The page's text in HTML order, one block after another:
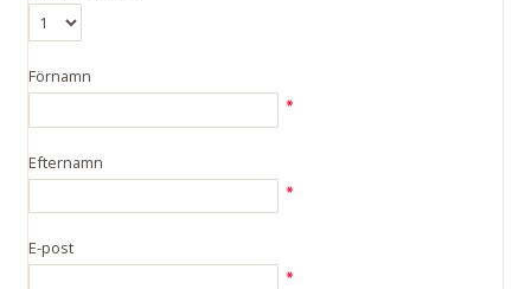
Förnamn
Efternamn
E-post